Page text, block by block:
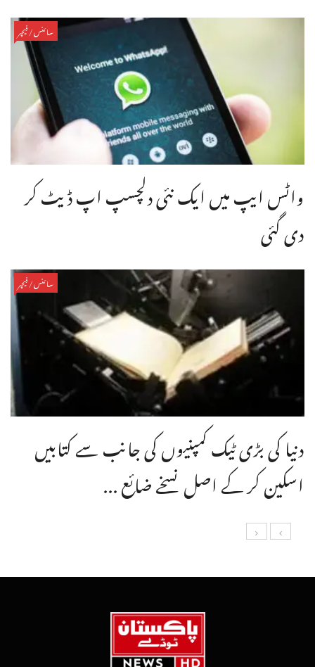
سائنس/فیچر
واٹس ایپ میں ایک نئی دلچسپ اپ ڈیٹ کر
دی گئی
سائنس/فیچر
دنیا کی بڑی ٹیک کمپنیوں کی جانب سے کتابیں
اسکین کر کے اصل نسخے ضائع ...